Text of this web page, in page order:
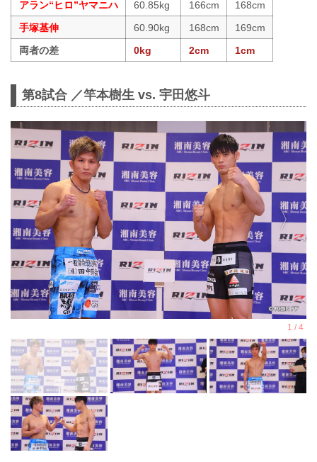
アラン“ヒロ”ヤマニハ
60.85kg 166cm
168cm
手塚基伸
60.90kg 168cm
169cm
両者の差
0kg 2cm 1cm
第8試合 ／竿本樹生 vs. 宇田悠斗